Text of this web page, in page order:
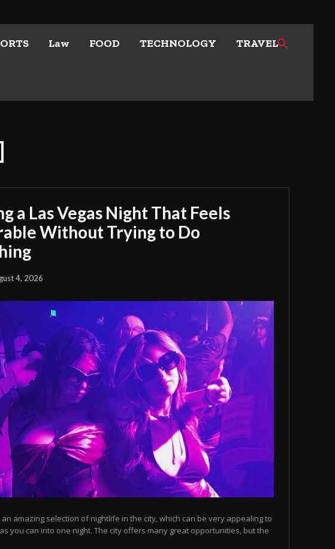
Law FOOD TECHNOLOGY TRAVEL
a Las Vegas Night That Feels
Without Trying to Do
4, 2026
an amazing selection of nightlife in the city, which can be very appealing to
you can into one night. The city offers many great opportunities, but the